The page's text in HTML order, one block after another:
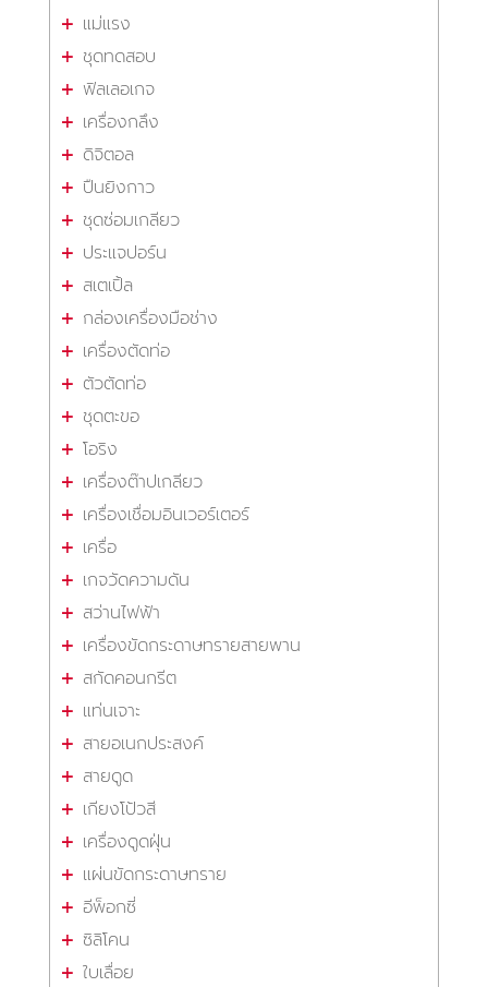
แม่แรง
ชุดทดสอบ
ฟิลเลอเกจ
เครื่องกลึง
ดิจิตอล
ปืนยิงกาว
ชุดซ่อมเกลียว
ประแจปอร์น
สเตเปิ้ล
กล่องเครื่องมือช่าง
เครื่องตัดท่อ
ตัวตัดท่อ
ชุดตะขอ
โอริง
เครื่องต๊าปเกลียว
เครื่องเชื่อมอินเวอร์เตอร์
เครื่อ
เกจวัดความดัน
สว่านไฟฟ้า
เครื่องขัดกระดาษทรายสายพาน
สกัดคอนกรีต
แท่นเจาะ
สายอเนกประสงค์
สายดูด
เกียงโป้วสี
เครื่องดูดฝุ่น
แผ่นขัดกระดาษทราย
อีพ็อกซี่
ซิลิโคน
ใบเลื่อย